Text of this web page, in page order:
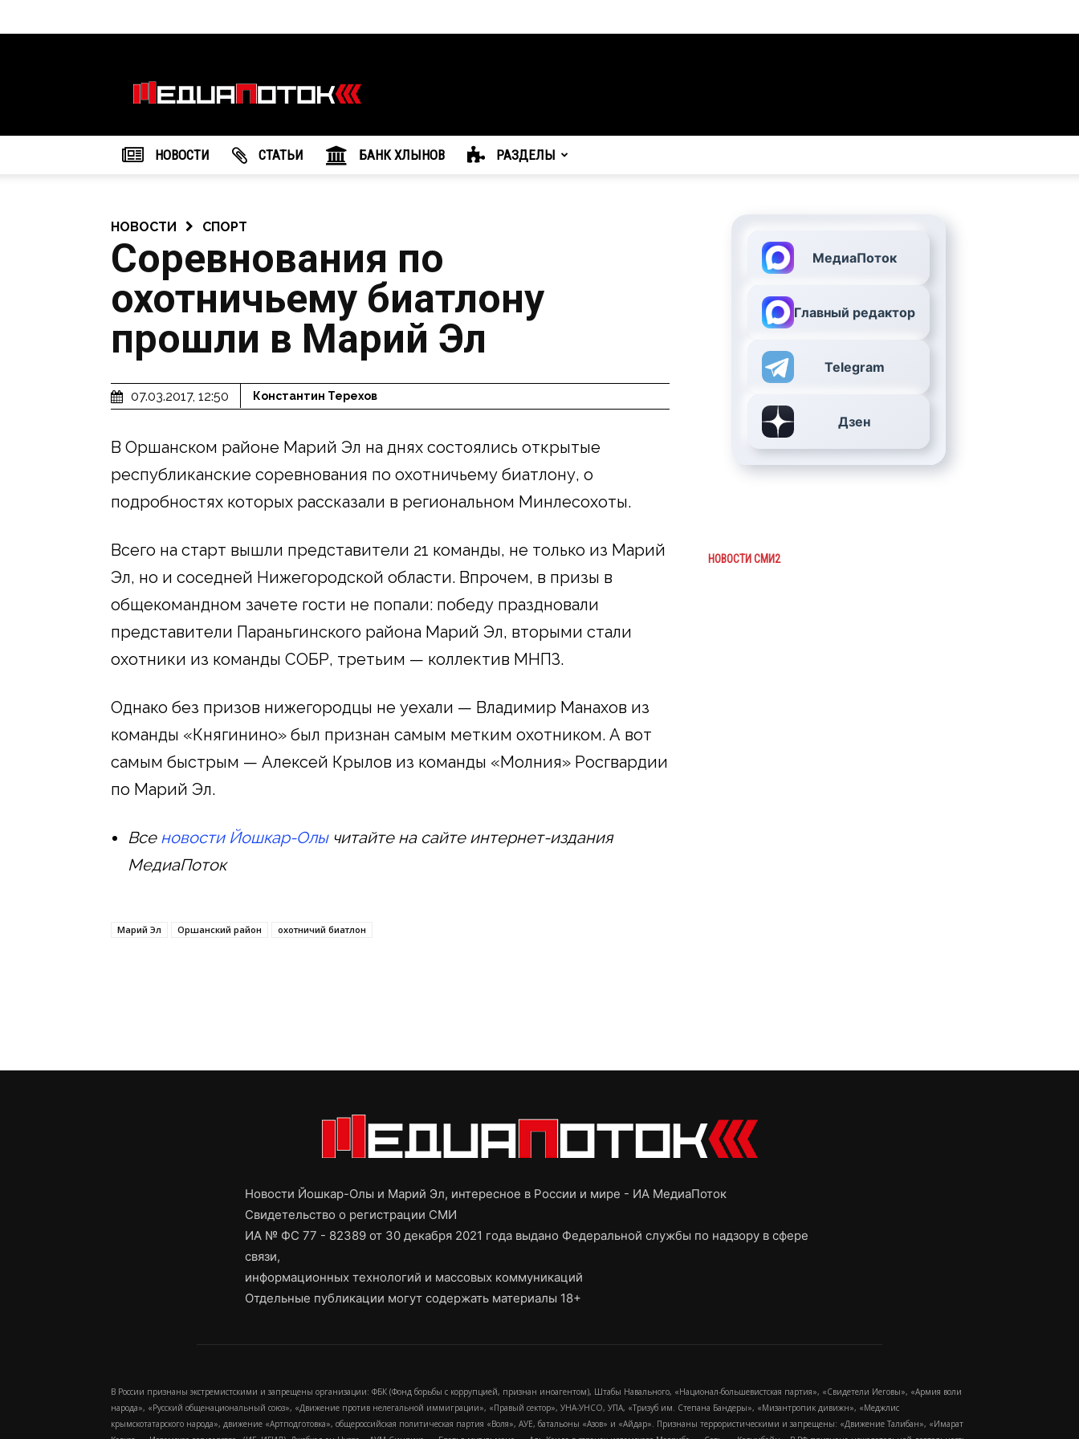
агентство
"МедиаПоток"
НОВОСТИ CТАТЬИ БАНК ХЛЫНОВ РАЗДЕЛЫ
НОВОСТИ СПОРТ
Соревнования по
охотничьему биатлону
прошли в Марий Эл
07.03.2017, 12:50 Константин Терехов
В Оршанском районе Марий Эл на днях состоялись открытые
республиканские соревнования по охотничьему биатлону, о
подробностях которых рассказали в региональном Минлесохоты.
Всего на старт вышли представители 21 команды, не только из Марий
Эл, но и соседней Нижегородской области. Впрочем, в призы в
общекомандном зачете гости не попали: победу праздновали
представители Параньгинского района Марий Эл, вторыми стали
охотники из команды СОБР, третьим — коллектив МНПЗ.
Однако без призов нижегородцы не уехали — Владимир Манахов из
команды «Княгинино» был признан самым метким охотником. А вот
самым быстрым — Алексей Крылов из команды «Молния» Росгвардии
по Марий Эл.
Все новости Йошкар-Олычитайте на сайте интернет-издания
МедиаПоток
Марий Эл Оршанский район охотничий биатлон
МедиаПоток
Главный редактор
Telegram
Дзен
НОВОСТИ СМИ2
Новости Йошкар-Олы и Марий Эл, интересное в России и мире - ИА МедиаПоток
Свидетельство о регистрации СМИ
ИА № ФС 77 - 82389 от 30 декабря 2021 года выдано Федеральной службы по надзору в сфере
связи,
информационных технологий и массовых коммуникаций
Отдельные публикации могут содержать материалы 18+
В России признаны экстремистскими и запрещены организации: ФБК (Фонд борьбы с коррупцией, признан иноагентом), Штабы Навального, «Национал-большевистская партия», «Свидетели Иеговы», «Армия воли
народа», «Русский общенациональный союз», «Движение против нелегальной иммиграции», «Правый сектор», УНА-УНСО, УПА, «Тризуб им. Степана Бандеры», «Мизантропик дивижн», «Меджлис
крымскотатарского народа», движение «Артподготовка», общероссийская политическая партия «Воля», АУЕ, батальоны «Азов» и «Айдар». Признаны террористическими и запрещены: «Движение Талибан», «Имарат